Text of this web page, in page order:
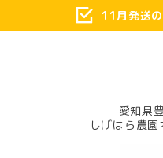
11月発送
愛知県